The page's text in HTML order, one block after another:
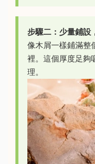
步驟二：少量鋪設
像木屑一樣鋪滿整
裡。這個厚度足夠
理。